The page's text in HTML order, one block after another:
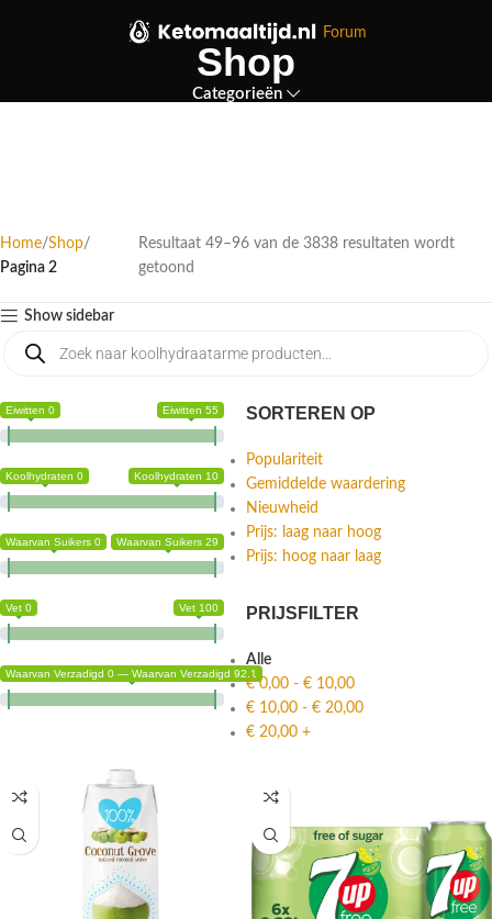
Forum
Shop
Categorieën
Home Shop
Pagina 2
Resultaat 49–96 van de 3838 resultaten wordt
getoond
Show sidebar
Eiwitten 0 Eiwitten 55
Koolhydraten 0 Koolhydraten 10
Waarvan Suikers 0 Waarvan Suikers 29
Vet 0 Vet 100
Waarvan Verzadigd 0 — Waarvan Verzadigd 92.1
SORTEREN OP
Populariteit
Gemiddelde waardering
Nieuwheid
Prijs: laag naar hoog
Prijs: hoog naar laag
PRIJSFILTER
Alle
€0,00 - € 10,00
€ 10,00 - € 20,00
€ 20,00 +